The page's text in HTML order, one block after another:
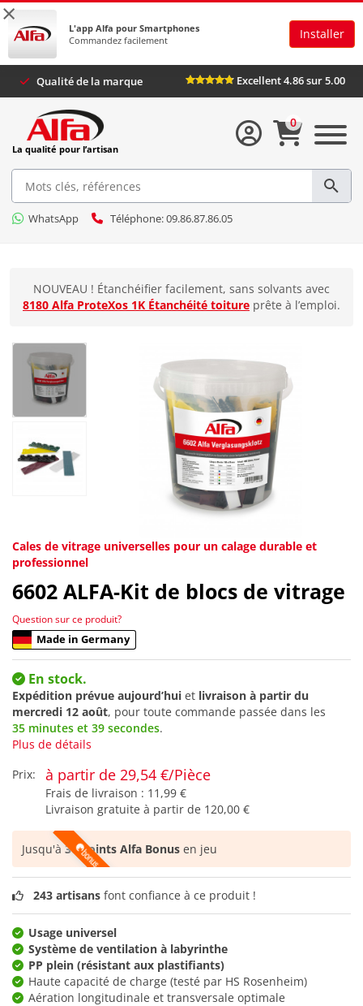
×
L'app Alfa pour Smartphones
Commandez facilement
Installer
Qualité de la marque Excellent 4.86 sur
La qualité pour l’artisan
WhatsApp Téléphone: 09.86.87.86.05
0
NOUVEAU ! Étanchéifier facilement, sans solvants avec
8180 Alfa ProteXos 1K Étanchéité toiture prête à l’emploi.
Cales de vitrage universelles pour un calage durable et
professionnel
6602 ALFA-Kit de blocs de vitrage
Question sur ce produit?
Made in Germany
En stock.
Expédition prévue aujourd’hui et livraison à partir du
mercredi 12 août, pour toute commande passée dans les
35 minutes et 39 secondes.
Plus de détails
Prix:
à partir de 29,54 €/Pièce
Frais de livraison : 11,99 €
Livraison gratuite à partir de 120,00 €
Jusqu'à36 points Alfa Bonus en jeu
243 artisans font confiance à ce produit !
Usage universel
Système de ventilation à labyrinthe
PP plein (résistant aux plastifiants)
Haute capacité de charge (testé par HS Rosenheim)
Aération longitudinale et transversale optimale